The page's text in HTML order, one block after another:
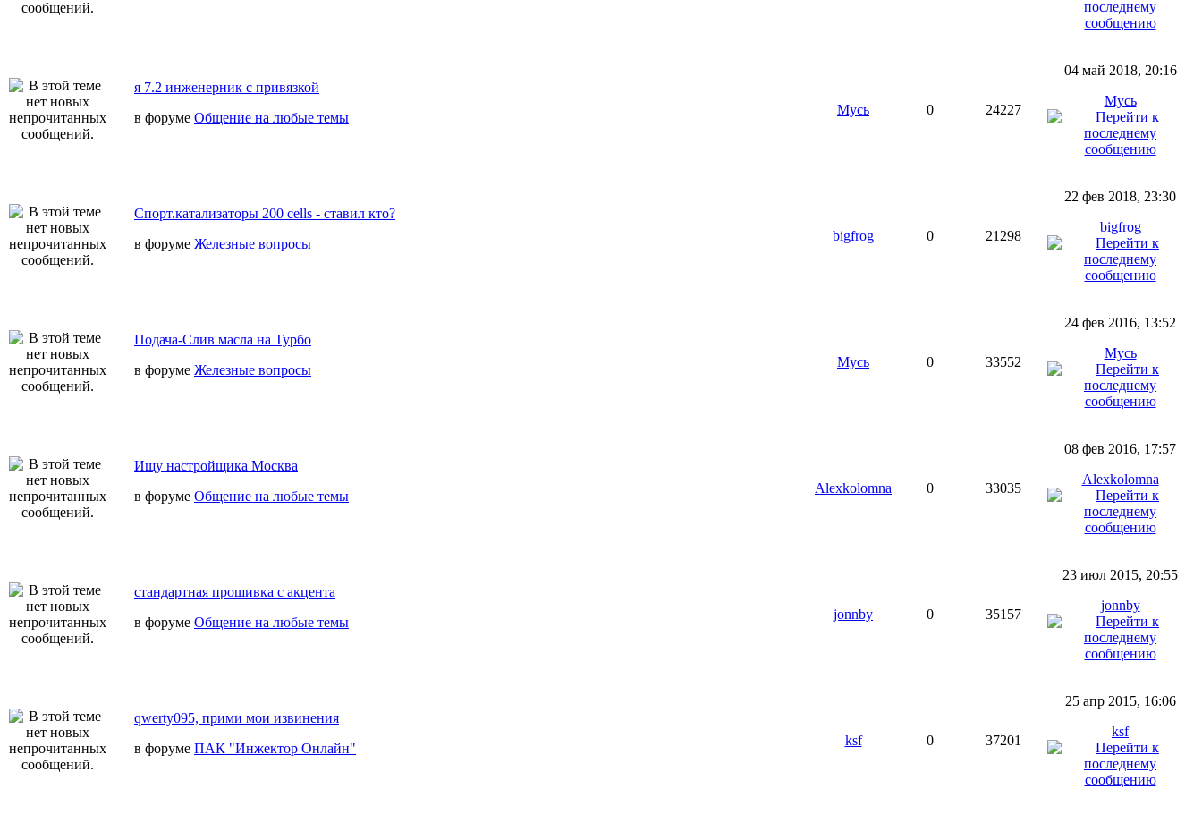
я 7.2 инженерник с привязкой
в форуме Общение на любые темы
Мусь 0 24227
04 май 2018, 20:16
Мусь
Спорт.катализаторы 200 cells - ставил кто?
в форуме Железные вопросы
bigfrog 0 21298
22 фев 2018, 23:30
bigfrog
Подача-Слив масла на Турбо
в форуме Железные вопросы
Мусь 0 33552
24 фев 2016, 13:52
Мусь
Ищу настройщика Москва
в форуме Общение на любые темы
Alexkolomna 0 33035
08 фев 2016, 17:57
Alexkolomna
стандартная прошивка с акцента
в форуме Общение на любые темы
jonnby 0 35157
23 июл 2015, 20:55
jonnby
qwerty095, прими мои извинения
в форуме ПАК "Инжектор Онлайн"
ksf 0 37201
25 апр 2015, 16:06
ksf